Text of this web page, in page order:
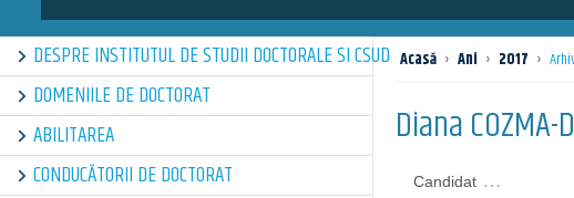
DESPRE INSTITUTUL DE STUDII DOCTORALE SI CSUD
DOMENIILE DE DOCTORAT
ABILITAREA
CONDUCĂTORII DE DOCTORAT
Acasă › Ani › 2017 ›
Diana
Candidat …